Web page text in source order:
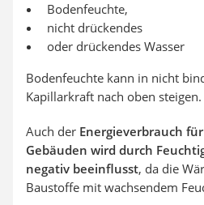
Bodenfeuchte,
nicht drückendes
oder drückendes Wasser
Bodenfeuchte kann in nicht
Kapillarkraft nach oben steigen.
Auch der Energieverbrauch
Gebäuden wird durch
negativ beeinflusst, da die
Baustoffe mit wachsendem